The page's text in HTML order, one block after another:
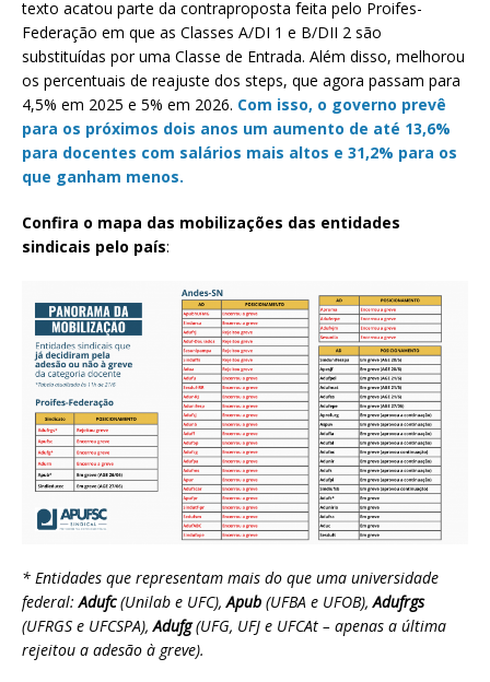
texto acatou parte da contraproposta feita pelo Proifes-
Federação em que as Classes A/DI 1 e B/DII 2 são
substituídas por uma Classe de Entrada. Além disso, melhorou
os percentuais de reajuste dos steps, que agora passam para
4,5% em 2025 e 5% em 2026. Com isso, o governo prevê
para os próximos dois anos um aumento de até 13,6%
para docentes com salários mais altos e 31,2% para os
que ganham menos.
Confira o mapa das mobilizações das entidades
sindicais pelo país:
* Entidades que representam mais do que uma universidade
federal:Adufc(Unilab e UFC),Apub (UFBA e UFOB),Adufrgs
(UFRGS e UFCSPA),Adufg(UFG, UFJ e UFCAt – apenas a última
rejeitou a adesão à greve).